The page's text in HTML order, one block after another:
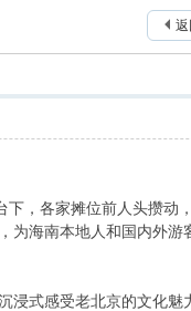
，各家摊位前人头攒动
海南本地人和国内外
式感受老北京的文化